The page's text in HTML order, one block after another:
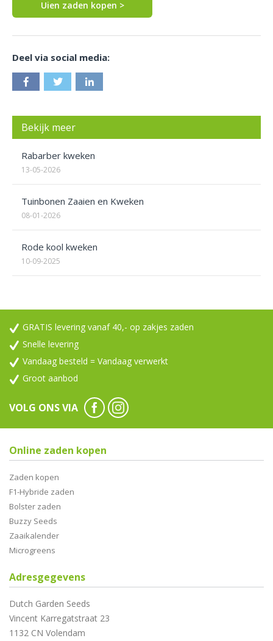
Uien zaden kopen >
Deel via social media:
Bekijk meer
Rabarber kweken
13-05-2026
Tuinbonen Zaaien en Kweken
08-01-2026
Rode kool kweken
10-09-2025
GRATIS levering vanaf 40,- op zakjes zaden
Snelle levering
Vandaag besteld = Vandaag verwerkt
Groot aanbod
VOLG ONS VIA
Online zaden kopen
Zaden kopen
F1-Hybride zaden
Bolster zaden
Buzzy Seeds
Zaaikalender
Microgreens
Adresgegevens
Dutch Garden Seeds
Vincent Karregatstraat 23
1132 CN Volendam